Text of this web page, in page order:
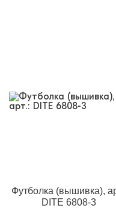
Футболка (вышивка),
DITE 6808-3